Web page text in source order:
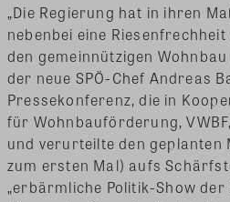
„Die Regierung hat in ihren
nebenbei eine
den gemeinnützigen
der neue SPÖ-Chef Andreas
Pressekonferenz, die in
für Wohnbauförderung,
und verurteilte den geplanten
zum ersten Mal) aufs
„erbärmliche Politik-Show